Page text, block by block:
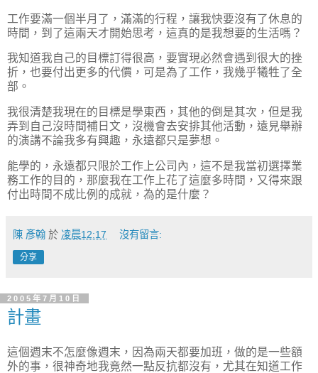
工作要滿一個半月了，滿滿的行程，讓我快要沒有了休息的
時間，到了這兩天才開始思考，這真的是我想要的生活嗎？
我知道我自己的目標訂得很高，要實現必然會遇到很大的挫
折，也要付出更多的代價，可是為了工作，我幾乎犧牲了全
部。
我很清楚我現在的目標是學東西，其他的倒是其次，但是我
弄到自己沒時間補日文，沒機會去安排其他活動，遠見舉辦
的演講不論我多有興趣，永遠都只是夢想。
能學的，永遠都只限於工作上公司內，這不是我當初選擇業
務工作的目的，那麼我在工作上花了這麼多時間，又得來跟
付出時間不成比例的成就，為的是什麼？
陳 彥翰 於 凌晨12:17 沒有留言:
分享
2005年7月10日
計畫
這個週末不怎麼像週末，因為兩天都要加班，做的是一些額
外的事，很神奇地我竟然一點反抗都沒有，尤其在知道工作